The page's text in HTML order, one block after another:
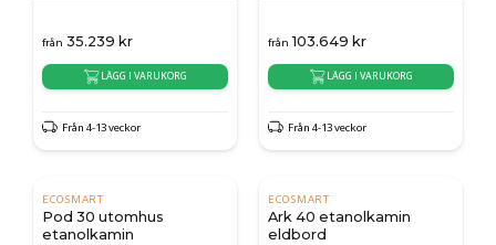
från 35.239 kr
LÄGG I VARUKORG
Från 4-13 veckor
från 103.649 kr
LÄGG I VARUKORG
Från 4-13 veckor
ECOSMART
Pod 30 utomhus
etanolkamin
ECOSMART
Ark 40 etanolkamin
eldbord